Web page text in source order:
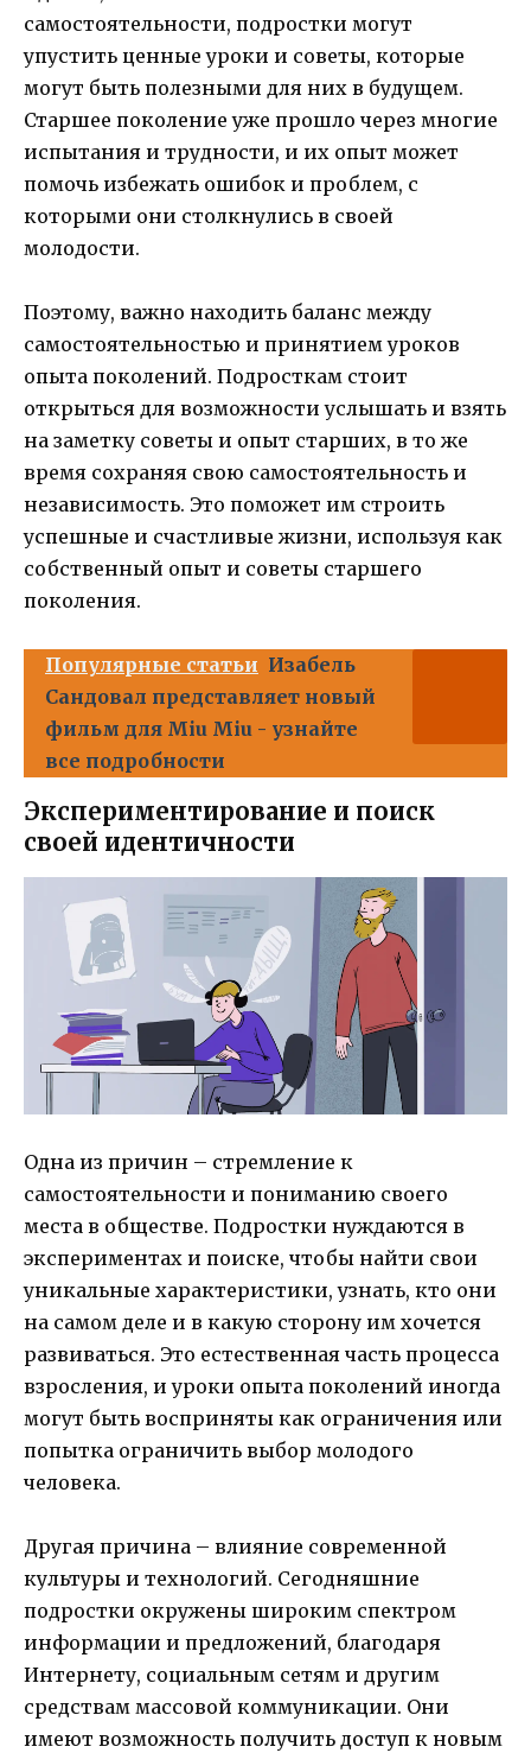
самостоятельности, подростки могут
упустить ценные уроки и советы, которые
могут быть полезными для них в будущем.
Старшее поколение уже прошло через многие
испытания и трудности, и их опыт может
помочь избежать ошибок и проблем, с
которыми они столкнулись в своей
молодости.
Поэтому, важно находить баланс между
самостоятельностью и принятием уроков
опыта поколений. Подросткам стоит
открыться для возможности услышать и взять
на заметку советы и опыт старших, в то же
время сохраняя свою самостоятельность и
независимость. Это поможет им строить
успешные и счастливые жизни, используя как
собственный опыт и советы старшего
поколения.
Популярные статьи Изабель
Сандовал представляет новый
фильм для Miu Miu - узнайте
все подробности
Экспериментирование и поиск
своей идентичности
Одна из причин – стремление к
самостоятельности и пониманию своего
места в обществе. Подростки нуждаются в
экспериментах и поиске, чтобы найти свои
уникальные характеристики, узнать, кто они
на самом деле и в какую сторону им хочется
развиваться. Это естественная часть процесса
взросления, и уроки опыта поколений иногда
могут быть восприняты как ограничения или
попытка ограничить выбор молодого
человека.
Другая причина – влияние современной
культуры и технологий. Сегодняшние
подростки окружены широким спектром
информации и предложений, благодаря
Интернету, социальным сетям и другим
средствам массовой коммуникации. Они
имеют возможность получить доступ к новым